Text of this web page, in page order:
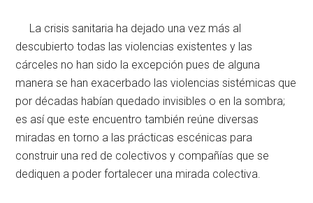
La crisis sanitaria ha dejado una vez más al
descubierto todas las violencias existentes y las
cárceles no han sido la excepción pues de alguna
manera se han exacerbado las violencias sistémicas que
por décadas habían quedado invisibles o en la sombra;
es así que este encuentro también reúne diversas
miradas en torno a las prácticas escénicas para
construir una red de colectivos y compañías que se
dediquen a poder fortalecer una mirada colectiva.